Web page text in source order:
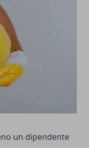
un dipendente